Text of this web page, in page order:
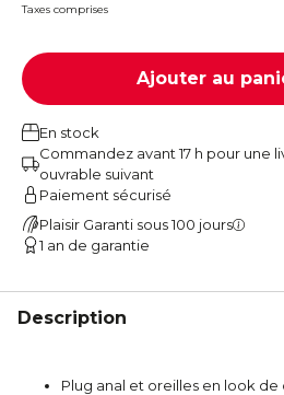
Taxes comprises
Ajouter au
En stock
Commandez avant 17 h pour une
ouvrable suivant
Paiement sécurisé
Plaisir Garanti sous 100 jours
1 an de garantie
Description
Plug anal et oreilles en look de